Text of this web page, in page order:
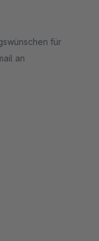
für
an